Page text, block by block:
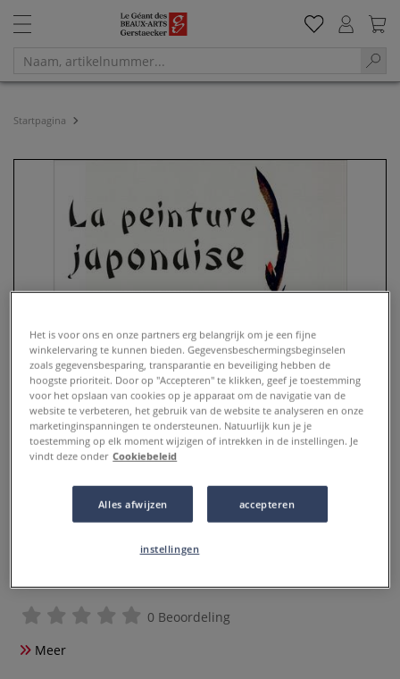
Startpagina
0 Beoordeling
Meer
Het is voor ons en onze partners erg belangrijk om je een fijne
winkelervaring te kunnen bieden. Gegevensbeschermingsbeginselen
zoals gegevensbesparing, transparantie en beveiliging hebben de
hoogste prioriteit. Door op "Accepteren" te klikken, geef je toestemming
voor het opslaan van cookies op je apparaat om de navigatie van de
website te verbeteren, het gebruik van de website te analyseren en onze
marketinginspanningen te ondersteunen. Natuurlijk kun je je
toestemming op elk moment wijzigen of intrekken in de instellingen. Je
vindt deze onder Cookiebeleid
Alles afwijzen accepteren
instellingen